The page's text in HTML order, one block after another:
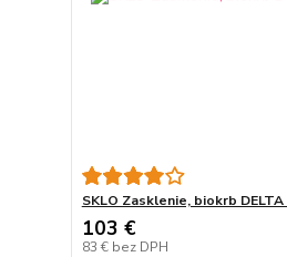
SKLO Zasklenie, biokrb DELTA
103 €
83 € bez DPH